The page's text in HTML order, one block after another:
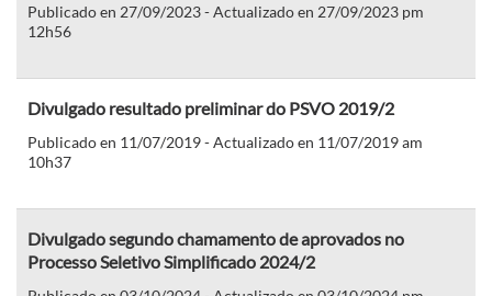
Publicado en 27/09/2023 - Actualizado en 27/09/2023 pm
12h56
Divulgado resultado preliminar do PSVO 2019/2
Publicado en 11/07/2019 - Actualizado en 11/07/2019 am
10h37
Divulgado segundo chamamento de aprovados no
Processo Seletivo Simplificado 2024/2